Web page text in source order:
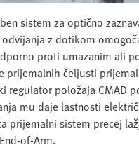
sistem za optično
z dotikom
proti umazanim ali
prijemalnih čeljusti
regulator položaja CMAD
mu daje lastnosti
prijemalni sistem precej
of-Arm.